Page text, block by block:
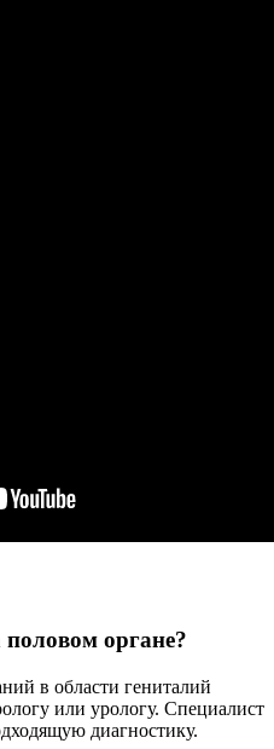
органе?
в области гениталий
или урологу. Специалист
диагностику.